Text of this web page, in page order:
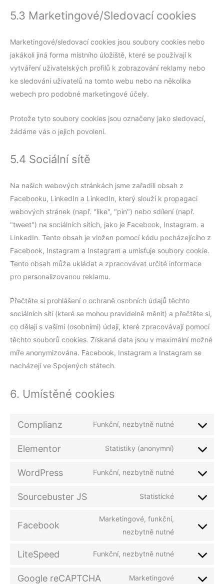
5.3 Marketingové/Sledovací cookies
Marketingové/sledovací cookies jsou soubory cookies nebo
jakákoli jiná forma místního úložiště, které se používají k
vytváření uživatelských profilů k zobrazování reklamy nebo
ke sledování uživatelů na tomto webu nebo na několika
webech pro podobné marketingové účely.
Protože tyto soubory cookies jsou označeny jako sledovací,
žádáme vás o jejich povolení.
5.4 Sociální sítě
Na našich webových stránkách jsme zařadili obsah z
Facebooku, LinkedIn a LinkedIn, který slouží k propagaci
webových stránek (např. "like", "pin") nebo sdílení (např.
"tweet") na sociálních sítích, jako je Facebook, Instagram. a
LinkedIn. Tento obsah je vložen pomocí kódu pocházejícího z
Facebook, Instagram a Instagram a umisťuje soubory cookie.
Tento obsah může ukládat a zpracovávat určité informace
pro personalizovanou reklamu.
Přečtěte si prohlášení o ochraně osobních údajů těchto
sociálních sítí (které se mohou pravidelně měnit) a přečtěte si,
co dělají s vašimi (osobními) údaji, které zpracovávají pomocí
těchto souborů cookies. Získaná data jsou v maximální možné
míře anonymizována. Facebook, Instagram a Instagram se
nacházejí ve Spojených státech.
6. Umístěné cookies
Complianz Funkční, nezbytně nutné
Elementor Statistiky (anonymní)
WordPress Funkční, nezbytně nutné
Sourcebuster JS Statistické
Facebook
Marketingové, funkční,
nezbytně nutné
LiteSpeed Funkční, nezbytně nutné
Google reCAPTCHA Marketingové